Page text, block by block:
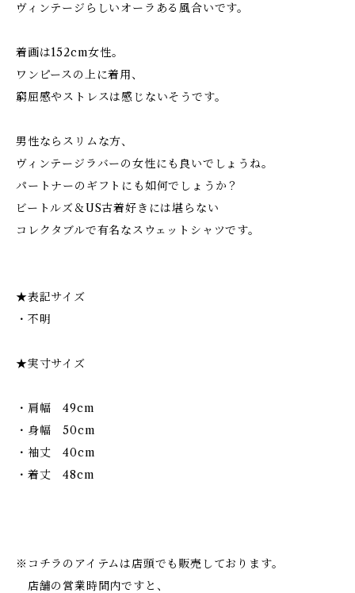
ヴィンテージらしいオーラある風合いです。
着画は152cm女性。
ワンピースの上に着用、
窮屈感やストレスは感じないそうです。
男性ならスリムな方、
ヴィンテージラバーの女性にも良いでしょうね。
パートナーのギフトにも如何でしょうか？
ビートルズ＆US古着好きには堪らない
コレクタブルで有名なスウェットシャツです。
★表記サイズ
・不明
★実寸サイズ
・肩幅 49cm
・身幅 50cm
・袖丈 40cm
・着丈 48cm
※コチラのアイテムは店頭でも販売しております。
店舗の営業時間内ですと、